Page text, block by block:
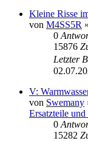
Kleine Risse
von M4SS5R »
0
15876
Letzter
V:
von Swemany
Ersatzteile
0
15282